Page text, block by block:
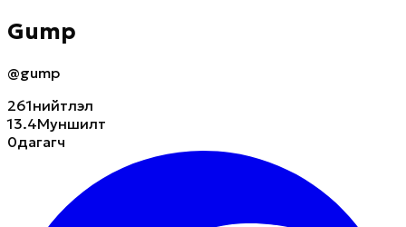
Gump
@gump
261нийтлэл
13.4Mуншилт
0дагагч